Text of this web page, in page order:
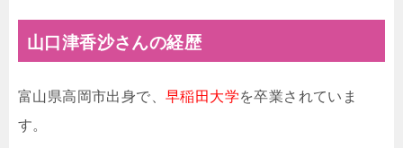
山口津香沙さんの経歴
富山県高岡市出身で、 早稲田大学を卒業されていま
す。